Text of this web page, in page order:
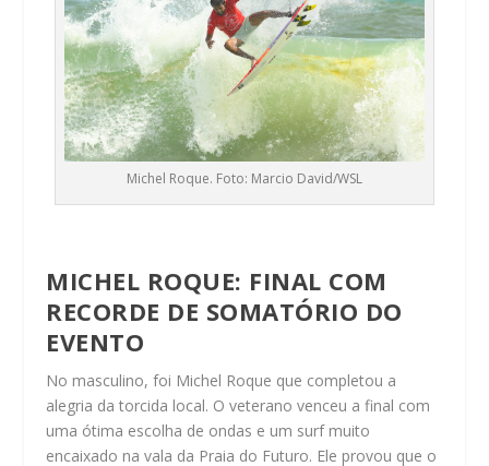
Michel Roque. Foto: Marcio David/WSL
MICHEL ROQUE: FINAL COM
RECORDE DE SOMATÓRIO DO
EVENTO
No masculino, foi Michel Roque que completou a
alegria da torcida local. O veterano venceu a final com
uma ótima escolha de ondas e um surf muito
encaixado na vala da Praia do Futuro. Ele provou que o